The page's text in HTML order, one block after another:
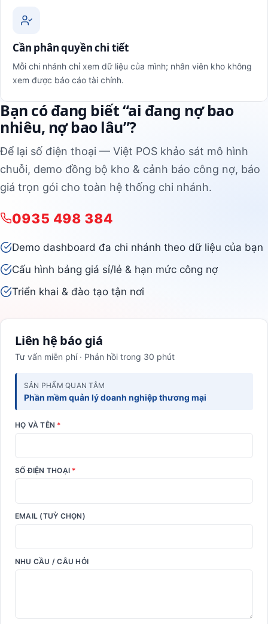
Cần phân quyền chi tiết
Mỗi chi nhánh chỉ xem dữ liệu của mình; nhân viên kho không
xem được báo cáo tài chính.
Bạn có đang biết “ai đang nợ bao
nhiêu, nợ bao lâu”?
Để lại số điện thoại — Việt POS khảo sát mô hình
chuỗi, demo đồng bộ kho & cảnh báo công nợ, báo
giá trọn gói cho toàn hệ thống chi nhánh.
0935 498 384
Demo dashboard đa chi nhánh theo dữ liệu của bạn
Cấu hình bảng giá sỉ/lẻ & hạn mức công nợ
Triển khai & đào tạo tận nơi
Liên hệ báo giá
Tư vấn miễn phí · Phản hồi trong 30 phút
SẢN PHẨM QUAN TÂM
Phần mềm quản lý doanh nghiệp thương mại
HỌ VÀ TÊN *
SỐ ĐIỆN THOẠI *
EMAIL (TUỲ CHỌN)
NHU CẦU / CÂU HỎI